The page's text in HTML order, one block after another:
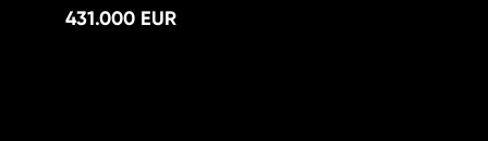
431.000 EUR